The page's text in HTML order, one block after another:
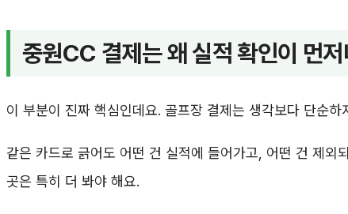
중원CC 결제는 왜 실적 확인이 먼
이 부분이 진짜 핵심인데요. 골프장 결제는 생각보다 단순하
같은 카드로 긁어도 어떤 건 실적에 들어가고, 어떤 건 제외
곳은 특히 더 봐야 해요.